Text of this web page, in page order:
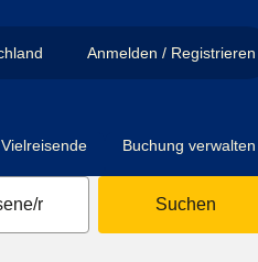
Anmelden / Registrieren
Vielreisende Buchung verwalten
r Suchen